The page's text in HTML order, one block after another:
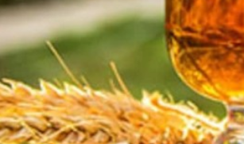
735,000 تومان